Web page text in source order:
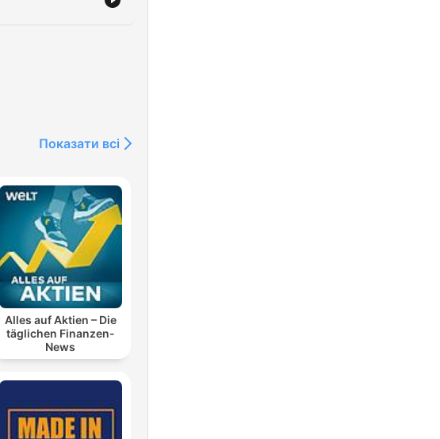
Показати всі
Alles auf Aktien – Die
täglichen Finanzen-
News